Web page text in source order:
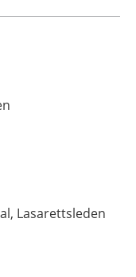
Lasarettsleden